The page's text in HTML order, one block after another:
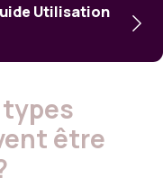
Utilisation
être